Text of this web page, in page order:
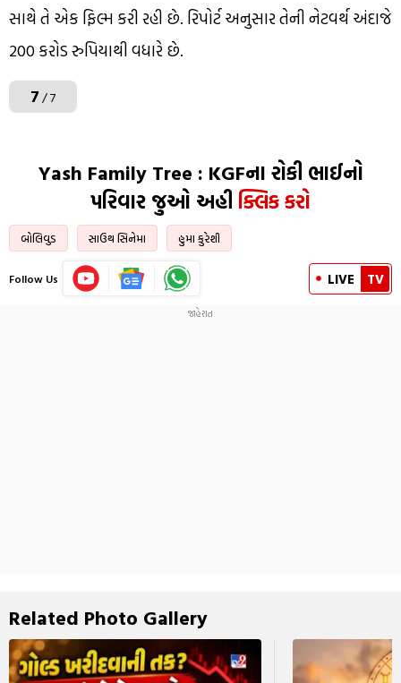
સાથે તે એક ફિલ્મ કરી રહી છે. રિપોર્ટ અનુસાર તેની નેટવર્થ અંદાજે
200 કરોડ રુપિયાથી વધારે છે.
7/ 7
Yash Family Tree : KGFના રોકી ભાઈનો
પરિવાર જુઓ અહી ક્લિક કરો
બોલિવુડ સાઉથ સિનેમા હુમા કુરેશી
Follow Us LIVE TV
Related Photo Gallery